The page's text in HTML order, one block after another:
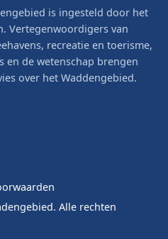
is ingesteld door het
Vertegenwoordigers van
recreatie en toerisme,
en de wetenschap brengen
over het Waddengebied.
Alle rechten